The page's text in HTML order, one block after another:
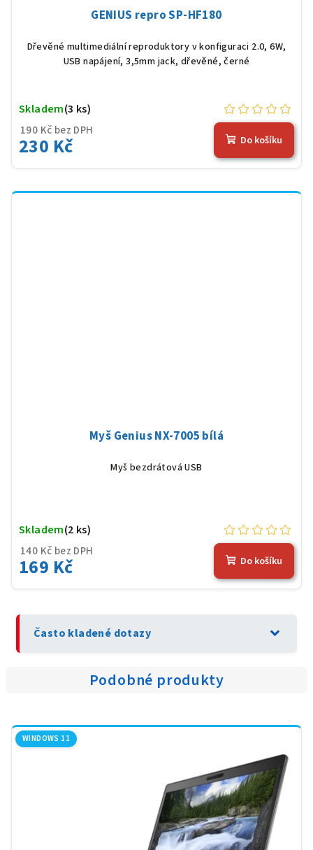
GENIUS repro SP-HF180
Dřevěné multimediální reproduktory v konfiguraci 2.0, 6W,
USB napájení, 3,5mm jack, dřevěné, černé
190 Kč bez DPH
230 Kč
Skladem(3 ks)
Do košíku
Myš Genius NX-7005 bílá
Myš bezdrátová USB
140 Kč bez DPH
169 Kč
Skladem(2 ks)
Do košíku
Často kladené dotazy expand_more
Podobné produkty
WINDOWS 11